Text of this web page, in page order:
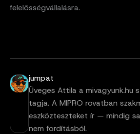
felelősségvállalásra.
jumpat
Üveges Attila a mivagyunk.hu
tagja. A MIPRO rovatban
eszközteszteket ír — mindig
nem fordításból.